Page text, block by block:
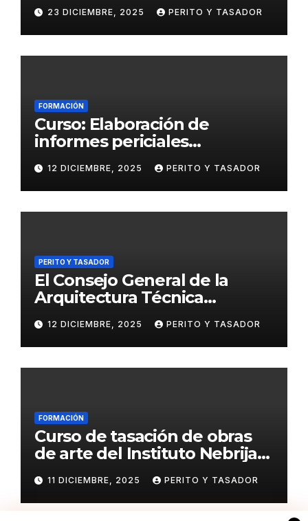
23 DICIEMBRE, 2025 PERITO Y TASADOR
FORMACIÓN
Curso: Elaboración de
informes periciales
penal
12 DICIEMBRE, 2025 PERITO Y TASADOR
PERITO Y TASADOR
El Consejo General de la
Arquitectura Técnica
tasadores hipotecarios
12 DICIEMBRE, 2025 PERITO Y TASADOR
FORMACIÓN
Curso de tasación de obras
de arte del Instituto Nebrija
11 DICIEMBRE, 2025 PERITO Y TASADOR